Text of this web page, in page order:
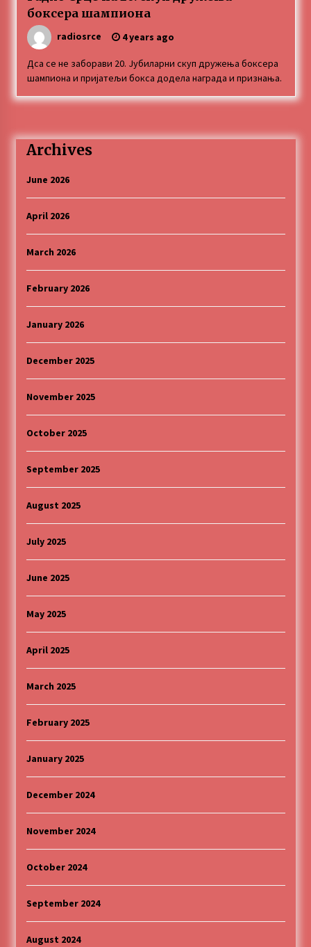
боксера шампиона
radiosrce 4 years ago
Дса се не заборави 20. Јубиларни скуп дружења боксера
шампиона и пријатељи бокса додела награда и признања.
Archives
June 2026
April 2026
March 2026
February 2026
January 2026
December 2025
November 2025
October 2025
September 2025
August 2025
July 2025
June 2025
May 2025
April 2025
March 2025
February 2025
January 2025
December 2024
November 2024
October 2024
September 2024
August 2024